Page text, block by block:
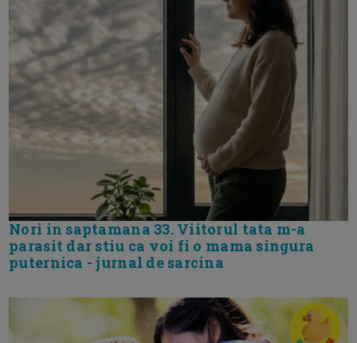
Nori in saptamana 33. Viitorul tata m-a
parasit dar stiu ca voi fi o mama singura
puternica - jurnal de sarcina